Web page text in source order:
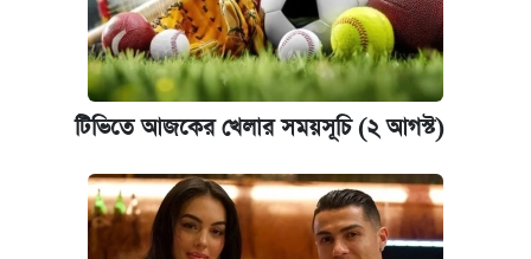
টিভিতে আজকের খেলার সময়সূচি (২ আগস্ট)